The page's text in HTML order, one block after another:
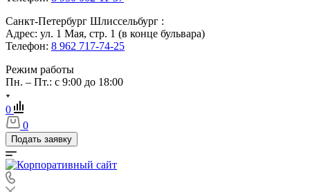
Санкт-Петербург Шлиссельбург :
Адрес: ул. 1 Мая, стр. 1 (в конце бульвара)
Телефон: 8 962 717-74-25
Режим работы
Пн. – Пт.: с 9:00 до 18:00
0
0
Подать заявку